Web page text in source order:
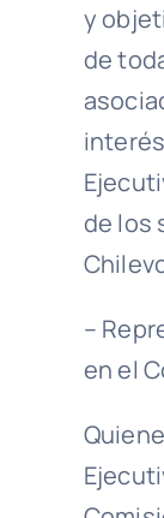
y
de
de los
–
en el